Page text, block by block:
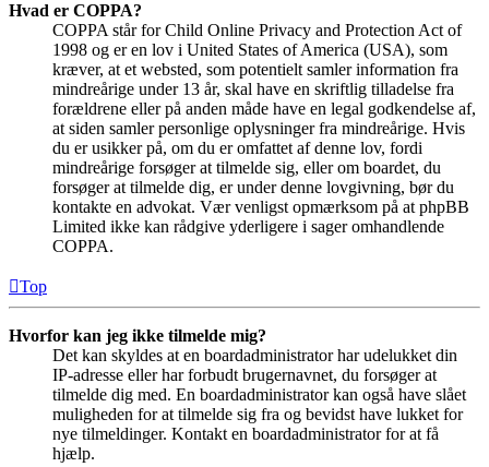
Hvad er COPPA?
COPPA står for Child Online Privacy and Protection Act of
1998 og er en lov i United States of America (USA), som
kræver, at et websted, som potentielt samler information fra
mindreårige under 13 år, skal have en skriftlig tilladelse fra
forældrene eller på anden måde have en legal godkendelse af,
at siden samler personlige oplysninger fra mindreårige. Hvis
du er usikker på, om du er omfattet af denne lov, fordi
mindreårige forsøger at tilmelde sig, eller om boardet, du
forsøger at tilmelde dig, er under denne lovgivning, bør du
kontakte en advokat. Vær venligst opmærksom på at phpBB
Limited ikke kan rådgive yderligere i sager omhandlende
COPPA.
Top
Hvorfor kan jeg ikke tilmelde mig?
Det kan skyldes at en boardadministrator har udelukket din
IP-adresse eller har forbudt brugernavnet, du forsøger at
tilmelde dig med. En boardadministrator kan også have slået
muligheden for at tilmelde sig fra og bevidst have lukket for
nye tilmeldinger. Kontakt en boardadministrator for at få
hjælp.